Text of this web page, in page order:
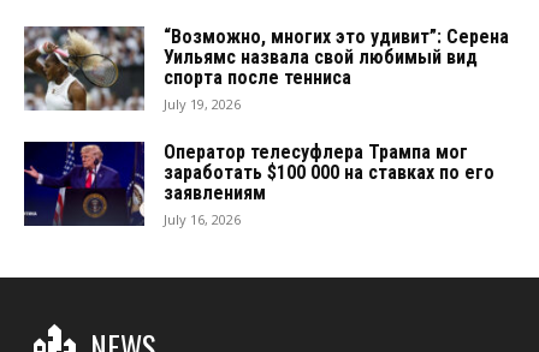
“Возможно, многих это удивит”: Серена
Уильямс назвала свой любимый вид
спорта после тенниса
July 19, 2026
Оператор телесуфлера Трампа мог
заработать $100 000 на ставках по его
заявлениям
July 16, 2026